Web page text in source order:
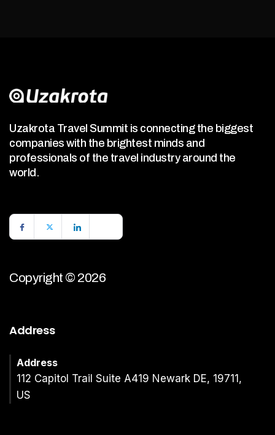
Uzakrota Travel Summit is connecting the biggest
companies with the brightest minds and
professionals of the travel industry around the
world.
Copyright © 2026
Address
Address
112 Capitol Trail Suite A419 Newark DE, 19711,
US